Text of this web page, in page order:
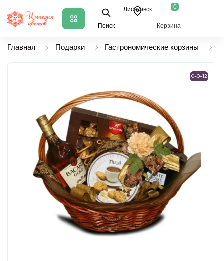
Поиск
Лисаковск 0
Корзина
Главная Подарки Гастрономические корзины
0-0-12